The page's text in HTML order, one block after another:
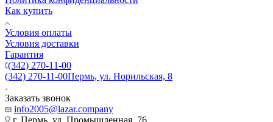
Как купить
Условия оплаты
Условия доставки
Гарантия
(342) 270-11-00
(342) 270-11-00Пермь, ул. Норильская, 8
Заказать звонок
info2005@lazar.company
г. Пермь, ул. Промышленная, 76